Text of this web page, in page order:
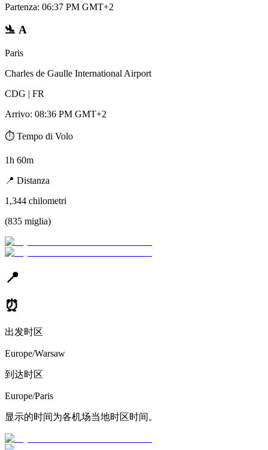
Partenza: 06:37 PM GMT+2
🛬 A
Paris
Charles de Gaulle International Airport
CDG | FR
Arrivo: 08:36 PM GMT+2
⏱️ Tempo di Volo
1h 60m
📍 Distanza
1,344 chilometri
(835 miglia)
📍
⏰
出发时区
Europe/Warsaw
到达时区
Europe/Paris
显示的时间为各机场当地时区时间。